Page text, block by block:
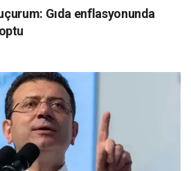
Gıda enflasyonunda